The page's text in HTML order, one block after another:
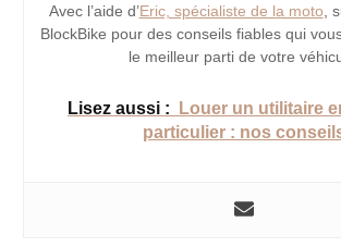
Avec l’aide d’Eric, spécialiste de la moto ,
BlockBike pour des conseils fiables qui
le meilleur parti de votre
Lisez aussi :
Louer un utilitaire
particulier : nos